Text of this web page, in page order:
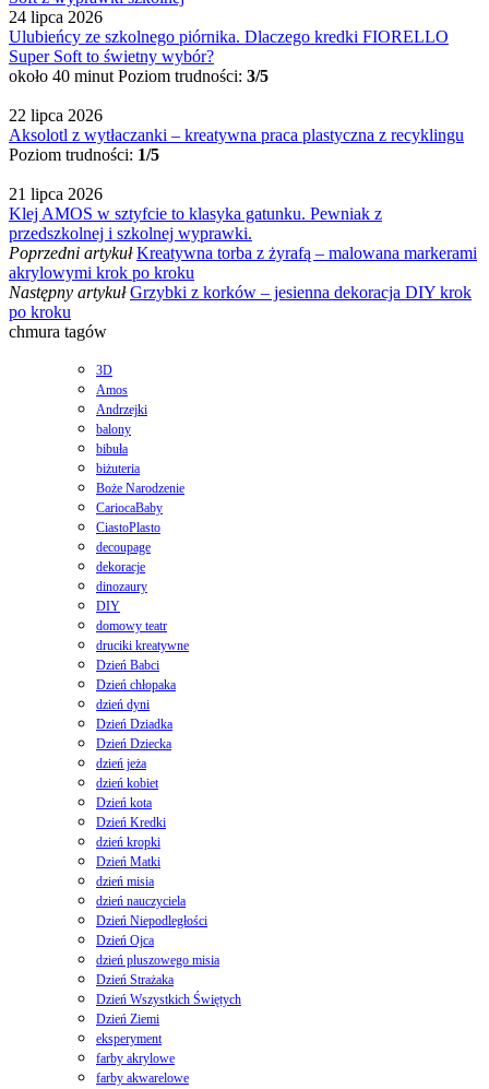
24 lipca 2026
Ulubieńcy ze szkolnego piórnika. Dlaczego kredki FIORELLO
Super Soft to świetny wybór?
około 40 minut Poziom trudności: 3/5
22 lipca 2026
Aksolotl z wytłaczanki – kreatywna praca plastyczna z recyklingu
Poziom trudności: 1/5
21 lipca 2026
Klej AMOS w sztyfcie to klasyka gatunku. Pewniak z
przedszkolnej i szkolnej wyprawki.
Poprzedni artykuł Kreatywna torba z żyrafą – malowana markerami
akrylowymi krok po kroku
Następny artykuł Grzybki z korków – jesienna dekoracja DIY krok
po kroku
chmura tagów
3D
Amos
Andrzejki
balony
bibuła
biżuteria
Boże Narodzenie
CariocaBaby
CiastoPlasto
decoupage
dekoracje
dinozaury
DIY
domowy teatr
druciki kreatywne
Dzień Babci
Dzień chłopaka
dzień dyni
Dzień Dziadka
Dzień Dziecka
dzień jeża
dzień kobiet
Dzień kota
Dzień Kredki
dzień kropki
Dzień Matki
dzień misia
dzień nauczyciela
Dzień Niepodległości
Dzień Ojca
dzień pluszowego misia
Dzień Strażaka
Dzień Wszystkich Świętych
Dzień Ziemi
eksperyment
farby akrylowe
farby akwarelowe